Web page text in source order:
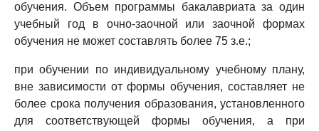
обучения. Объем программы бакалавриата за один
учебный год в очно-заочной или заочной формах
обучения не может составлять более 75 з.е.;
при обучении по индивидуальному учебному плану,
вне зависимости от формы обучения, составляет не
более срока получения образования, установленного
для соответствующей формы обучения, а при